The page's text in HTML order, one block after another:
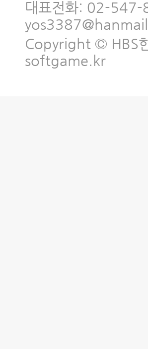
대표전화: 02-
Copyright © HBS
softgame.kr